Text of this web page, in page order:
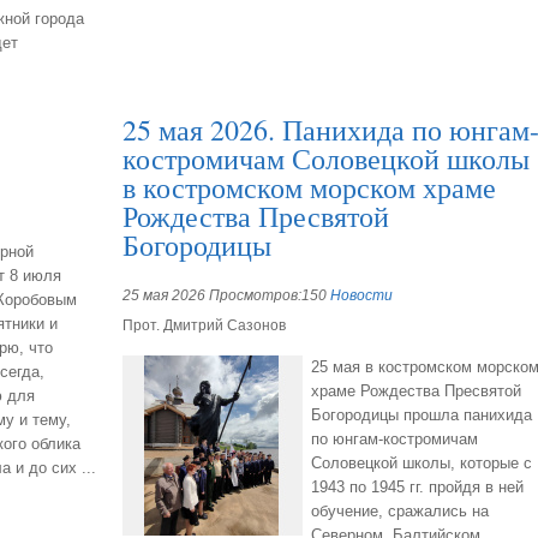
города
8 июля
и
что
для
и тему,
облика
и до сих ...
25 мая 2026. Панихида по юнгам-
костромичам Соловецкой школы
в костромском морском храме
Рождества Пресвятой
Богородицы
25 мая 2026 Просмотров:150 Новости
Прот. Дмитрий Сазонов
25 мая в костромском морском
храме Рождества Пресвятой
Богородицы прошла панихида
по юнгам-костромичам
Соловецкой школы, которые с
1943 по 1945 гг. пройдя в ней
обучение, сражались на